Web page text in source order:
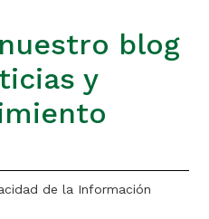
blog
y
de la Información